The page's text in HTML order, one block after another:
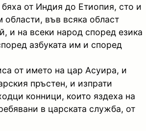
бяха от Индия до Етиопия, сто и
области, във всяка област
и на всеки народ според езика
азбуката им и според
от името на цар Асуира, и
пръстен, и изпрати
конници, които яздеха на
в царската служба, от